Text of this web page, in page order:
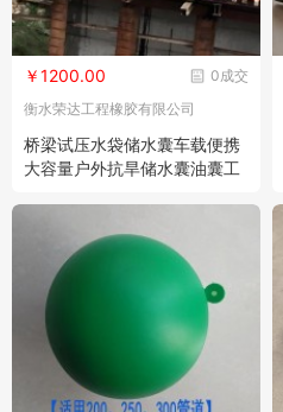
0成交
￥1200.00
衡水荣达工程橡胶有限公司
桥梁试压水袋储水囊车载便携
大容量户外抗旱储水囊油囊工